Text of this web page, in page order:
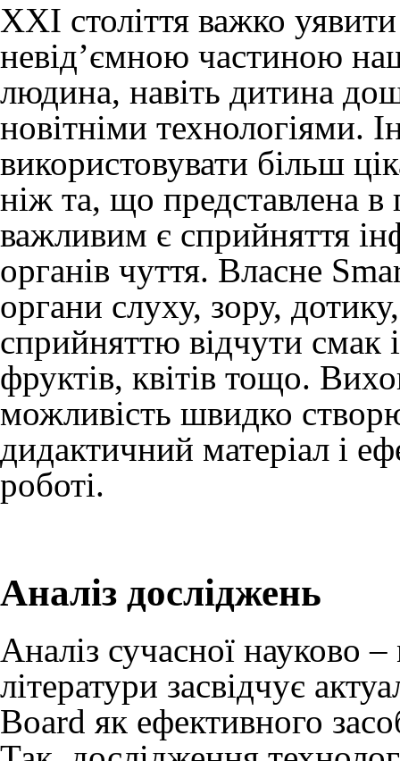
XXI століття важко
невід’ємною частиною
людина, навіть дитина
новітніми технологіями.
використовувати більш
ніж та, що представлена
важливим є сприйняття
органів чуття. Власне
органи слуху, зору,
сприйняттю відчути смак
фруктів, квітів тощо.
можливість швидко
дидактичний матеріал і
роботі.
Аналіз досліджень
Аналіз сучасної науково
літератури засвідчує
Board як ефективного